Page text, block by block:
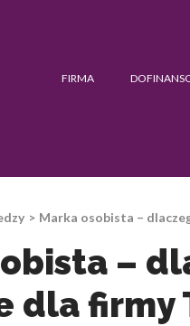
FIRMA
Marka osobista –
–
dla firmy